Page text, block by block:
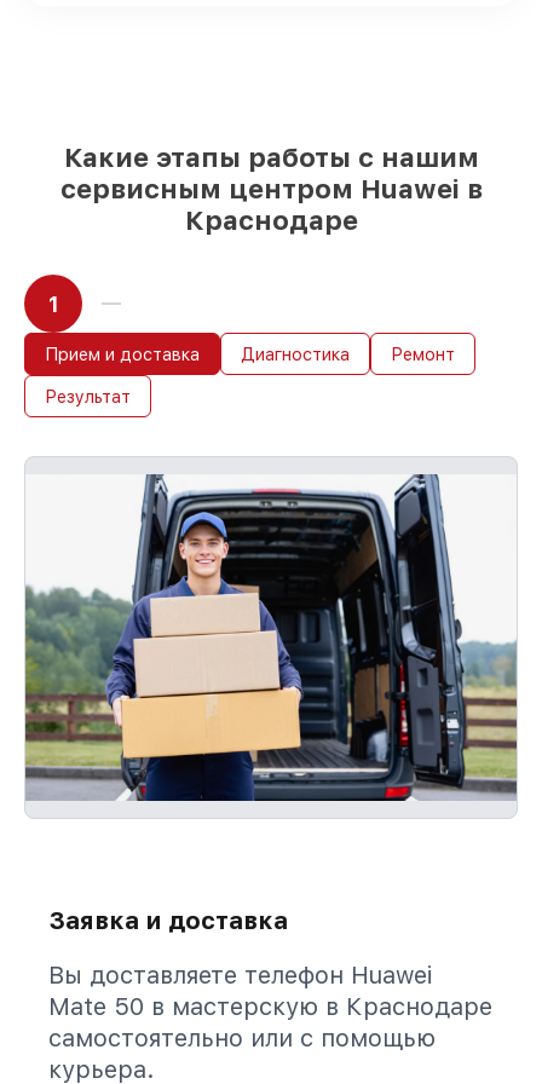
Какие этапы работы с нашим
сервисным центром Huawei в
Краснодаре
1
Прием и доставка Диагностика Ремонт
Результат
Заявка и доставка
Вы доставляете телефон Huawei
Mate 50 в мастерскую в Краснодаре
самостоятельно или с помощью
курьера.